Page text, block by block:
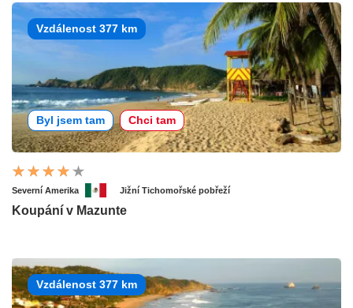
Vzdálenost 377 km
Byl jsem tam Chci tam
Severní Amerika Jižní Tichomořské pobřeží
Koupání v Mazunte
Vzdálenost 377 km